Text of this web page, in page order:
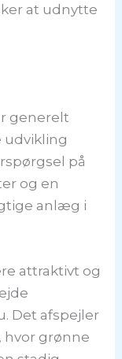
at udnytte
generelt
udvikling
på
og en
anlæg i
attraktivt og
Det afspejler
hvor grønne